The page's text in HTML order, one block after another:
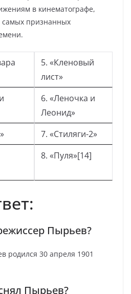
в кинематографе,
самых признанных
5. «Кленовый
лист»
6. «Леночка и
Леонид»
7. «Стиляги-2»
8. «Пуля»[14]
Пырьев?
родился 30 апреля 1901
Пырьев?